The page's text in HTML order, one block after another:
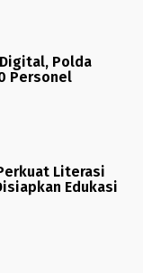
Polda
Personel
Literasi
Edukasi